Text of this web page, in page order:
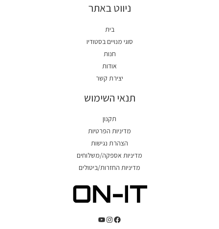
ניווט באתר
בית
סוגי מנויים בסטודיו
חנות
אודות
יצירת קשר
תנאי השימוש
תקנון
מדיניות הפרטיות
הצהרת נגישות
מדיניות אספקה/משלוחים
מדיניות החזרות/ביטולים